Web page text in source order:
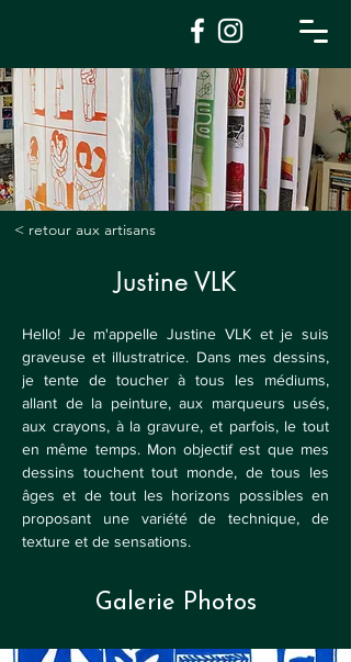
< retour aux artisans
Justine VLK
Hello! Je m'appelle Justine VLK et je suis
graveuse et illustratrice. Dans mes dessins,
je tente de toucher à tous les médiums,
allant de la peinture, aux marqueurs usés,
aux crayons, à la gravure, et parfois, le tout
en même temps. Mon objectif est que mes
dessins touchent tout monde, de tous les
âges et de tout les horizons possibles en
proposant une variété de technique, de
texture et de sensations.
Galerie Photos